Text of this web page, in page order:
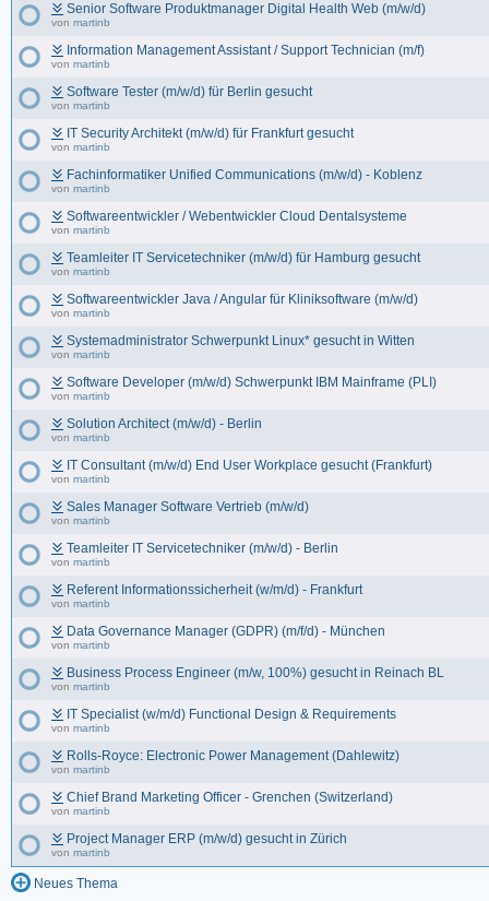
Senior Software Produktmanager Digital Health Web (m/w/d)
von martinb
Information Management Assistant / Support Technician (m/f)
von martinb
Software Tester (m/w/d) für Berlin gesucht
von martinb
IT Security Architekt (m/w/d) für Frankfurt gesucht
von martinb
Fachinformatiker Unified Communications (m/w/d) - Koblenz
von martinb
Softwareentwickler / Webentwickler Cloud Dentalsysteme
von martinb
Teamleiter IT Servicetechniker (m/w/d) für Hamburg gesucht
von martinb
Softwareentwickler Java / Angular für Kliniksoftware (m/w/d)
von martinb
Systemadministrator Schwerpunkt Linux* gesucht in Witten
von martinb
Software Developer (m/w/d) Schwerpunkt IBM Mainframe (PLI)
von martinb
Solution Architect (m/w/d) - Berlin
von martinb
IT Consultant (m/w/d) End User Workplace gesucht (Frankfurt)
von martinb
Sales Manager Software Vertrieb (m/w/d)
von martinb
Teamleiter IT Servicetechniker (m/w/d) - Berlin
von martinb
Referent Informationssicherheit (w/m/d) - Frankfurt
von martinb
Data Governance Manager (GDPR) (m/f/d) - München
von martinb
Business Process Engineer (m/w, 100%) gesucht in Reinach BL
von martinb
IT Specialist (w/m/d) Functional Design & Requirements
von martinb
Rolls-Royce: Electronic Power Management (Dahlewitz)
von martinb
Chief Brand Marketing Officer - Grenchen (Switzerland)
von martinb
Project Manager ERP (m/w/d) gesucht in Zürich
von martinb
Neues Thema